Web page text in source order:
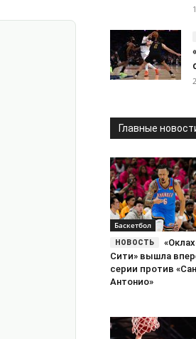
Главные
Баскетбол
Сити» вышла
серии против
Антонио»